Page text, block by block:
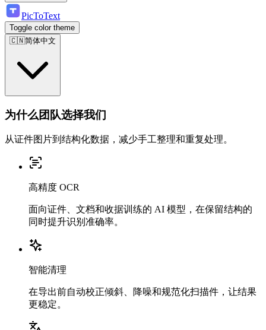
PicToText
Toggle color theme
🇨🇳简体中文
为什么团队选择我们
从证件图片到结构化数据，减少手工整理和重复处理。
高精度 OCR
面向证件、文档和收据训练的 AI 模型，在保留结构的
同时提升识别准确率。
智能清理
在导出前自动校正倾斜、降噪和规范化扫描件，让结果
更稳定。